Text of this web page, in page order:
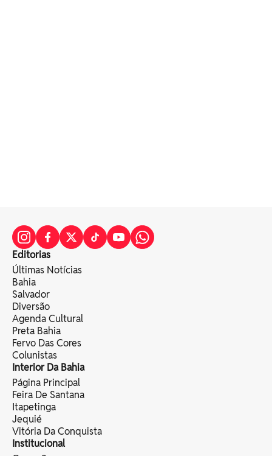
Editorias
Últimas Notícias
Bahia
Salvador
Diversão
Agenda Cultural
Preta Bahia
Fervo Das Cores
Colunistas
Interior Da Bahia
Página Principal
Feira De Santana
Itapetinga
Jequié
Vitória Da Conquista
Institucional